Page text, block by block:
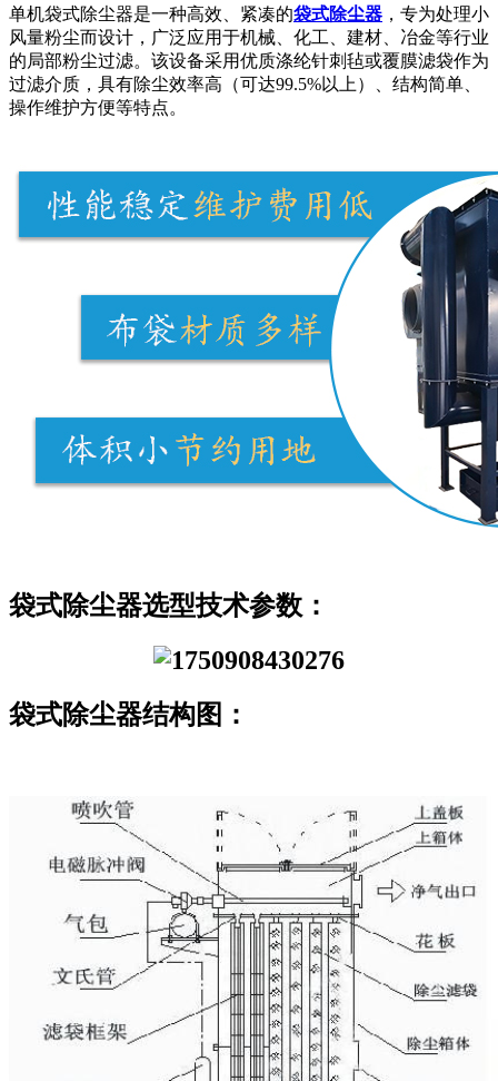
单机袋式除尘器是一种高效、紧凑的袋式除尘器 ，专为处理小
风量粉尘而设计，广泛应用于机械、化工、建材、冶金等行业
的局部粉尘过滤。该设备采用优质涤纶针刺毡或覆膜滤袋作为
过滤介质，具有除尘效率高（可达99.5%以上）、结构简单、
操作维护方便等特点。
袋式除尘器选型技术参数：
袋式除尘器结构图：